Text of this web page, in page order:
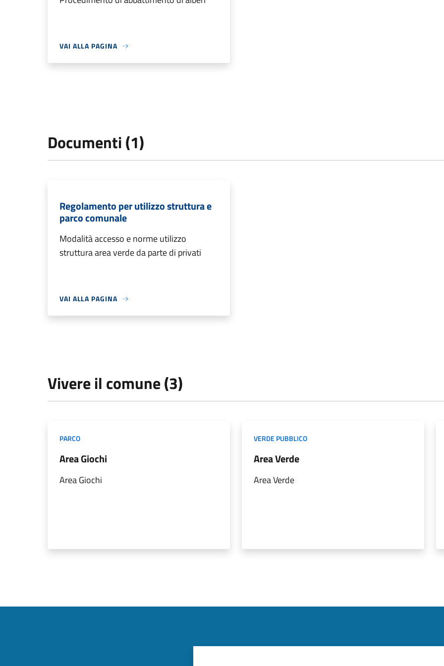
VAI ALLA PAGINA
Documenti (1)
Regolamento per utilizzo struttura e
parco comunale
Modalità accesso e norme utilizzo
struttura area verde da parte di privati
VAI ALLA PAGINA
Vivere il comune (3)
PARCO
Area Giochi
Area Giochi
VERDE PUBBLICO
Area Verde
Area Verde